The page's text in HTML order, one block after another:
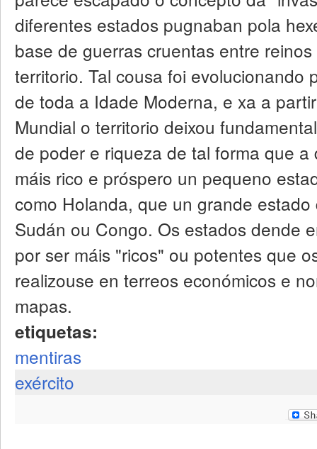
diferentes estados pugnaban pola
base de guerras cruentas entre
territorio. Tal cousa foi evolucionando
de toda a Idade Moderna, e xa a
Mundial o territorio deixou
de poder e riqueza de tal forma que
máis rico e próspero un pequeno
como Holanda, que un grande
Sudán ou Congo. Os estados dende
por ser máis "ricos" ou potentes que
realizouse en terreos económicos e
mapas.
etiquetas:
mentiras
exército